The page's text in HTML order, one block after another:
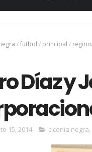
/futbol / principal /
Díaz y
15, 2014 ciconia negra,